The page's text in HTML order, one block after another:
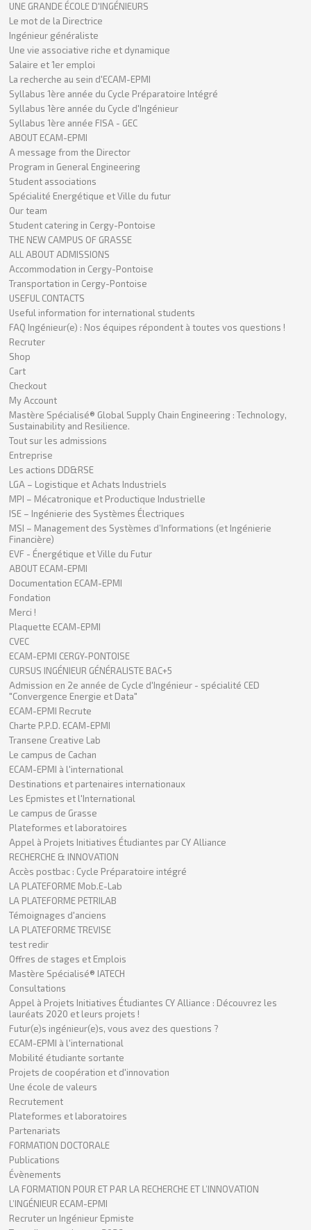
UNE GRANDE ÉCOLE D'INGÉNIEURS
Le mot de la Directrice
Ingénieur généraliste
Une vie associative riche et dynamique
Salaire et 1er emploi
La recherche au sein d'ECAM-EPMI
Syllabus 1ère année du Cycle Préparatoire Intégré
Syllabus 1ère année du Cycle d'Ingénieur
Syllabus 1ère année FISA - GEC
ABOUT ECAM-EPMI
A message from the Director
Program in General Engineering
Student associations
Spécialité Energétique et Ville du futur
Our team
Student catering in Cergy-Pontoise
THE NEW CAMPUS OF GRASSE
ALL ABOUT ADMISSIONS
Accommodation in Cergy-Pontoise
Transportation in Cergy-Pontoise
USEFUL CONTACTS
Useful information for international students
FAQ Ingénieur(e) : Nos équipes répondent à toutes vos questions !
Recruter
Shop
Cart
Checkout
My Account
Mastère Spécialisé® Global Supply Chain Engineering : Technology,
Sustainability and Resilience.
Tout sur les admissions
Entreprise
Les actions DD&RSE
LGA – Logistique et Achats Industriels
MPI – Mécatronique et Productique Industrielle
ISE – Ingénierie des Systèmes Électriques
MSI – Management des Systèmes d’Informations (et Ingénierie
Financière)
EVF - Énergétique et Ville du Futur
ABOUT ECAM-EPMI
Documentation ECAM-EPMI
Fondation
Merci !
Plaquette ECAM-EPMI
CVEC
ECAM-EPMI CERGY-PONTOISE
CURSUS INGÉNIEUR GÉNÉRALISTE BAC+5
Admission en 2e année de Cycle d'Ingénieur - spécialité CED
"Convergence Energie et Data"
ECAM-EPMI Recrute
Charte P.P.D. ECAM-EPMI
Transene Creative Lab
Le campus de Cachan
ECAM-EPMI à l'international
Destinations et partenaires internationaux
Les Epmistes et l'International
Le campus de Grasse
Plateformes et laboratoires
Appel à Projets Initiatives Étudiantes par CY Alliance
RECHERCHE & INNOVATION
Accès postbac : Cycle Préparatoire intégré
LA PLATEFORME Mob.E-Lab
LA PLATEFORME PETRILAB
Témoignages d'anciens
LA PLATEFORME TREVISE
test redir
Offres de stages et Emplois
Mastère Spécialisé® IATECH
Consultations
Appel à Projets Initiatives Étudiantes CY Alliance : Découvrez les
lauréats 2020 et leurs projets !
Futur(e)s ingénieur(e)s, vous avez des questions ?
ECAM-EPMI à l'international
Mobilité étudiante sortante
Projets de coopération et d'innovation
Une école de valeurs
Recrutement
Plateformes et laboratoires
Partenariats
FORMATION DOCTORALE
Publications
Évènements
LA FORMATION POUR ET PAR LA RECHERCHE ET L’INNOVATION
L’INGÉNIEUR ECAM-EPMI
Recruter un Ingénieur Epmiste